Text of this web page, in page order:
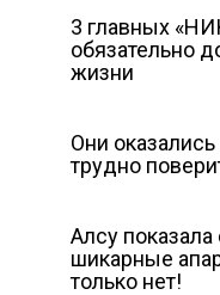
3 главных
обязательно
жизни
Они
трудно
Алсу
шикарные
только нет!